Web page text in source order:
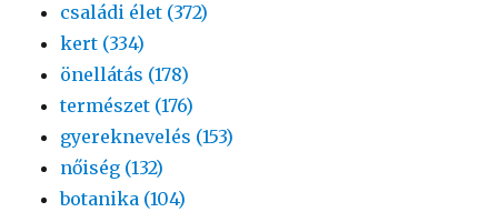
családi élet (372)
kert (334)
önellátás (178)
természet (176)
gyereknevelés (153)
nőiség (132)
botanika (104)